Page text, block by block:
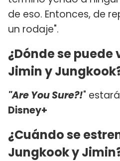
de eso. Entonces, de
un rodaje".
¿Dónde se puede
Jimin y
"Are You Sure?!"
Disney+
¿Cuándo se
Jungkook y